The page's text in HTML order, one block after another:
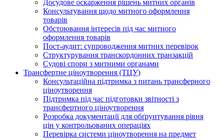
Досудове оскарження рішень митних органів
Консультування щодо митного оформлення
товарів
Обстоювання інтересів під час митного
оформлення товарів
Пост-аудит: супроводження митних перевірок
Структурування транскордонних транзакцій
Судові спори з митними органами
Трансфертне ціноутворення (ТЦУ)
Консультаційна підтримка з питань трансферного
ціноутворення
Підтримка під час підготовки звітності з
трансфертного ціноутворення
Розробка документації для обґрунтування рівня
цін у контрольованих операціях
Перевірка системи ціноутворення на предмет